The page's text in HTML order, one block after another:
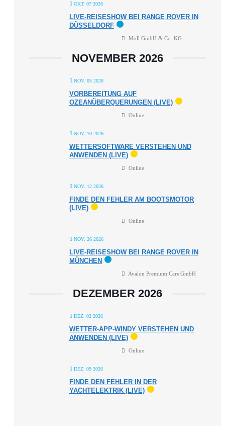
OKT. 07 2026
LIVE-REISESHOW BEI RANGE ROVER IN
DÜSSELDORF
Moll GmbH & Co. KG
NOVEMBER 2026
NOV. 05 2026
VORBEREITUNG AUF
OZEANÜBERQUERUNGEN (LIVE)
Online
NOV. 10 2026
WETTERSOFTWARE VERSTEHEN UND
ANWENDEN (LIVE)
Online
NOV. 12 2026
FINDE DEN FEHLER AM BOOTSMOTOR
(LIVE)
Online
NOV. 26 2026
LIVE-REISESHOW BEI RANGE ROVER IN
MÜNCHEN
Avalon Premium Cars GmbH
DEZEMBER 2026
DEZ. 02 2026
WETTER-APP-WINDY VERSTEHEN UND
ANWENDEN (LIVE)
Online
DEZ. 09 2026
FINDE DEN FEHLER IN DER
YACHTELEKTRIK (LIVE)